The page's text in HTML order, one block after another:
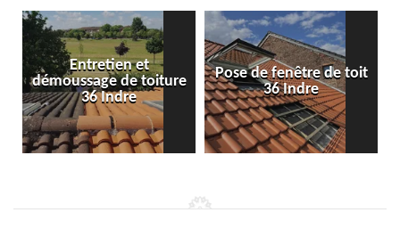
Entretien et
démoussage de toiture
36 Indre
Pose de fenêtre de toit
36 Indre